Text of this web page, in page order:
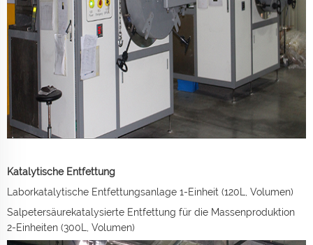
Katalytische Entfettung
Laborkatalytische Entfettungsanlage 1-Einheit (120L, Volumen)
Salpetersäurekatalysierte Entfettung für die Massenproduktion
2-Einheiten (300L, Volumen)